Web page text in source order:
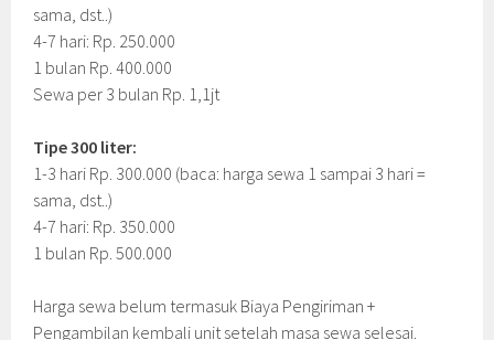
sama, dst..)
4-7 hari: Rp. 250.000
1 bulan Rp. 400.000
Sewa per 3 bulan Rp. 1,1jt
Tipe 300 liter:
1-3 hari Rp. 300.000 (baca: harga sewa 1 sampai 3 hari =
sama, dst..)
4-7 hari: Rp. 350.000
1 bulan Rp. 500.000
Harga sewa belum termasuk Biaya Pengiriman +
Pengambilan kembali unit setelah masa sewa selesai.